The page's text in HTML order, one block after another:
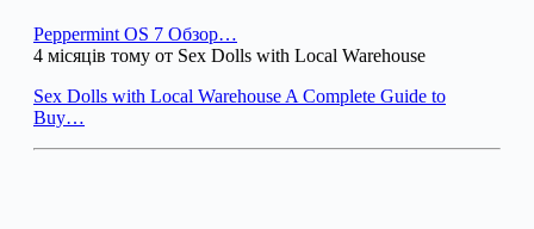
Peppermint OS 7 Обзор…
4 місяців тому от Sex Dolls with Local Warehouse
Sex Dolls with Local Warehouse A Complete Guide to
Buy…